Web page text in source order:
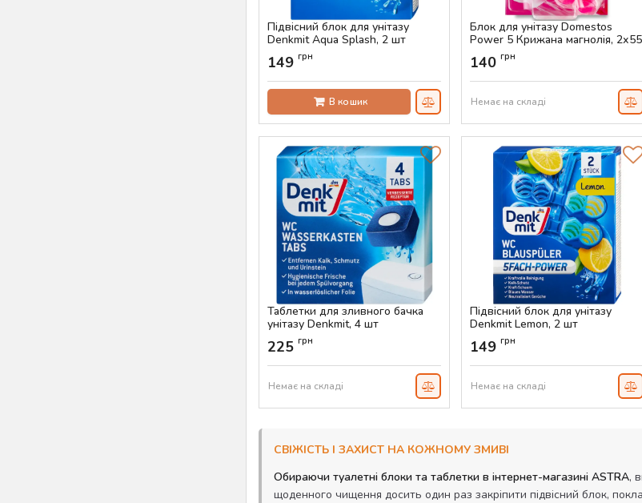
Підвісний блок для унітазу
Denkmit Aqua Splash, 2 шт
Артикул:AS-00418
149 грн
В кошик
Блок для унітазу Domestos
Power 5 Крижана магнолія, 2х55
Артикул:
140 грн
Немає на складі
Таблетки для зливного бачка
унітазу Denkmit, 4 шт
Артикул:AS-00420
225 грн
Немає на складі
Підвісний блок для унітазу
Denkmit Lemon, 2 шт
Артикул:AS-00419
149 грн
Немає на складі
СВІЖІСТЬ І ЗАХИСТ НА КОЖНОМУ ЗМИВІ
Обираючи туалетні блоки та таблетки в інтернет-магазині ASTRA,
щоденного чищення досить один раз закріпити підвісний блок,